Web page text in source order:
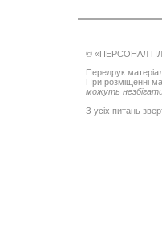
© «ПЕРСОНАЛ
Передрук
При розміщенні
можуть
З усіх питань